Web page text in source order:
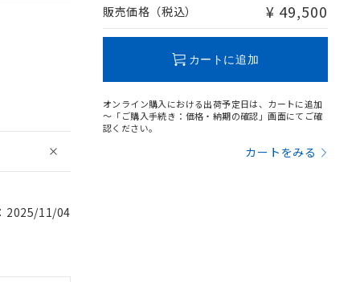
2025/11/04
販売価格（税込） ¥ 49,500
カートに追加
オンライン購入における出荷予定日は、カートに追加
～「ご購入手続き：価格・納期の確認」画面にてご確
認ください。
カートをみる